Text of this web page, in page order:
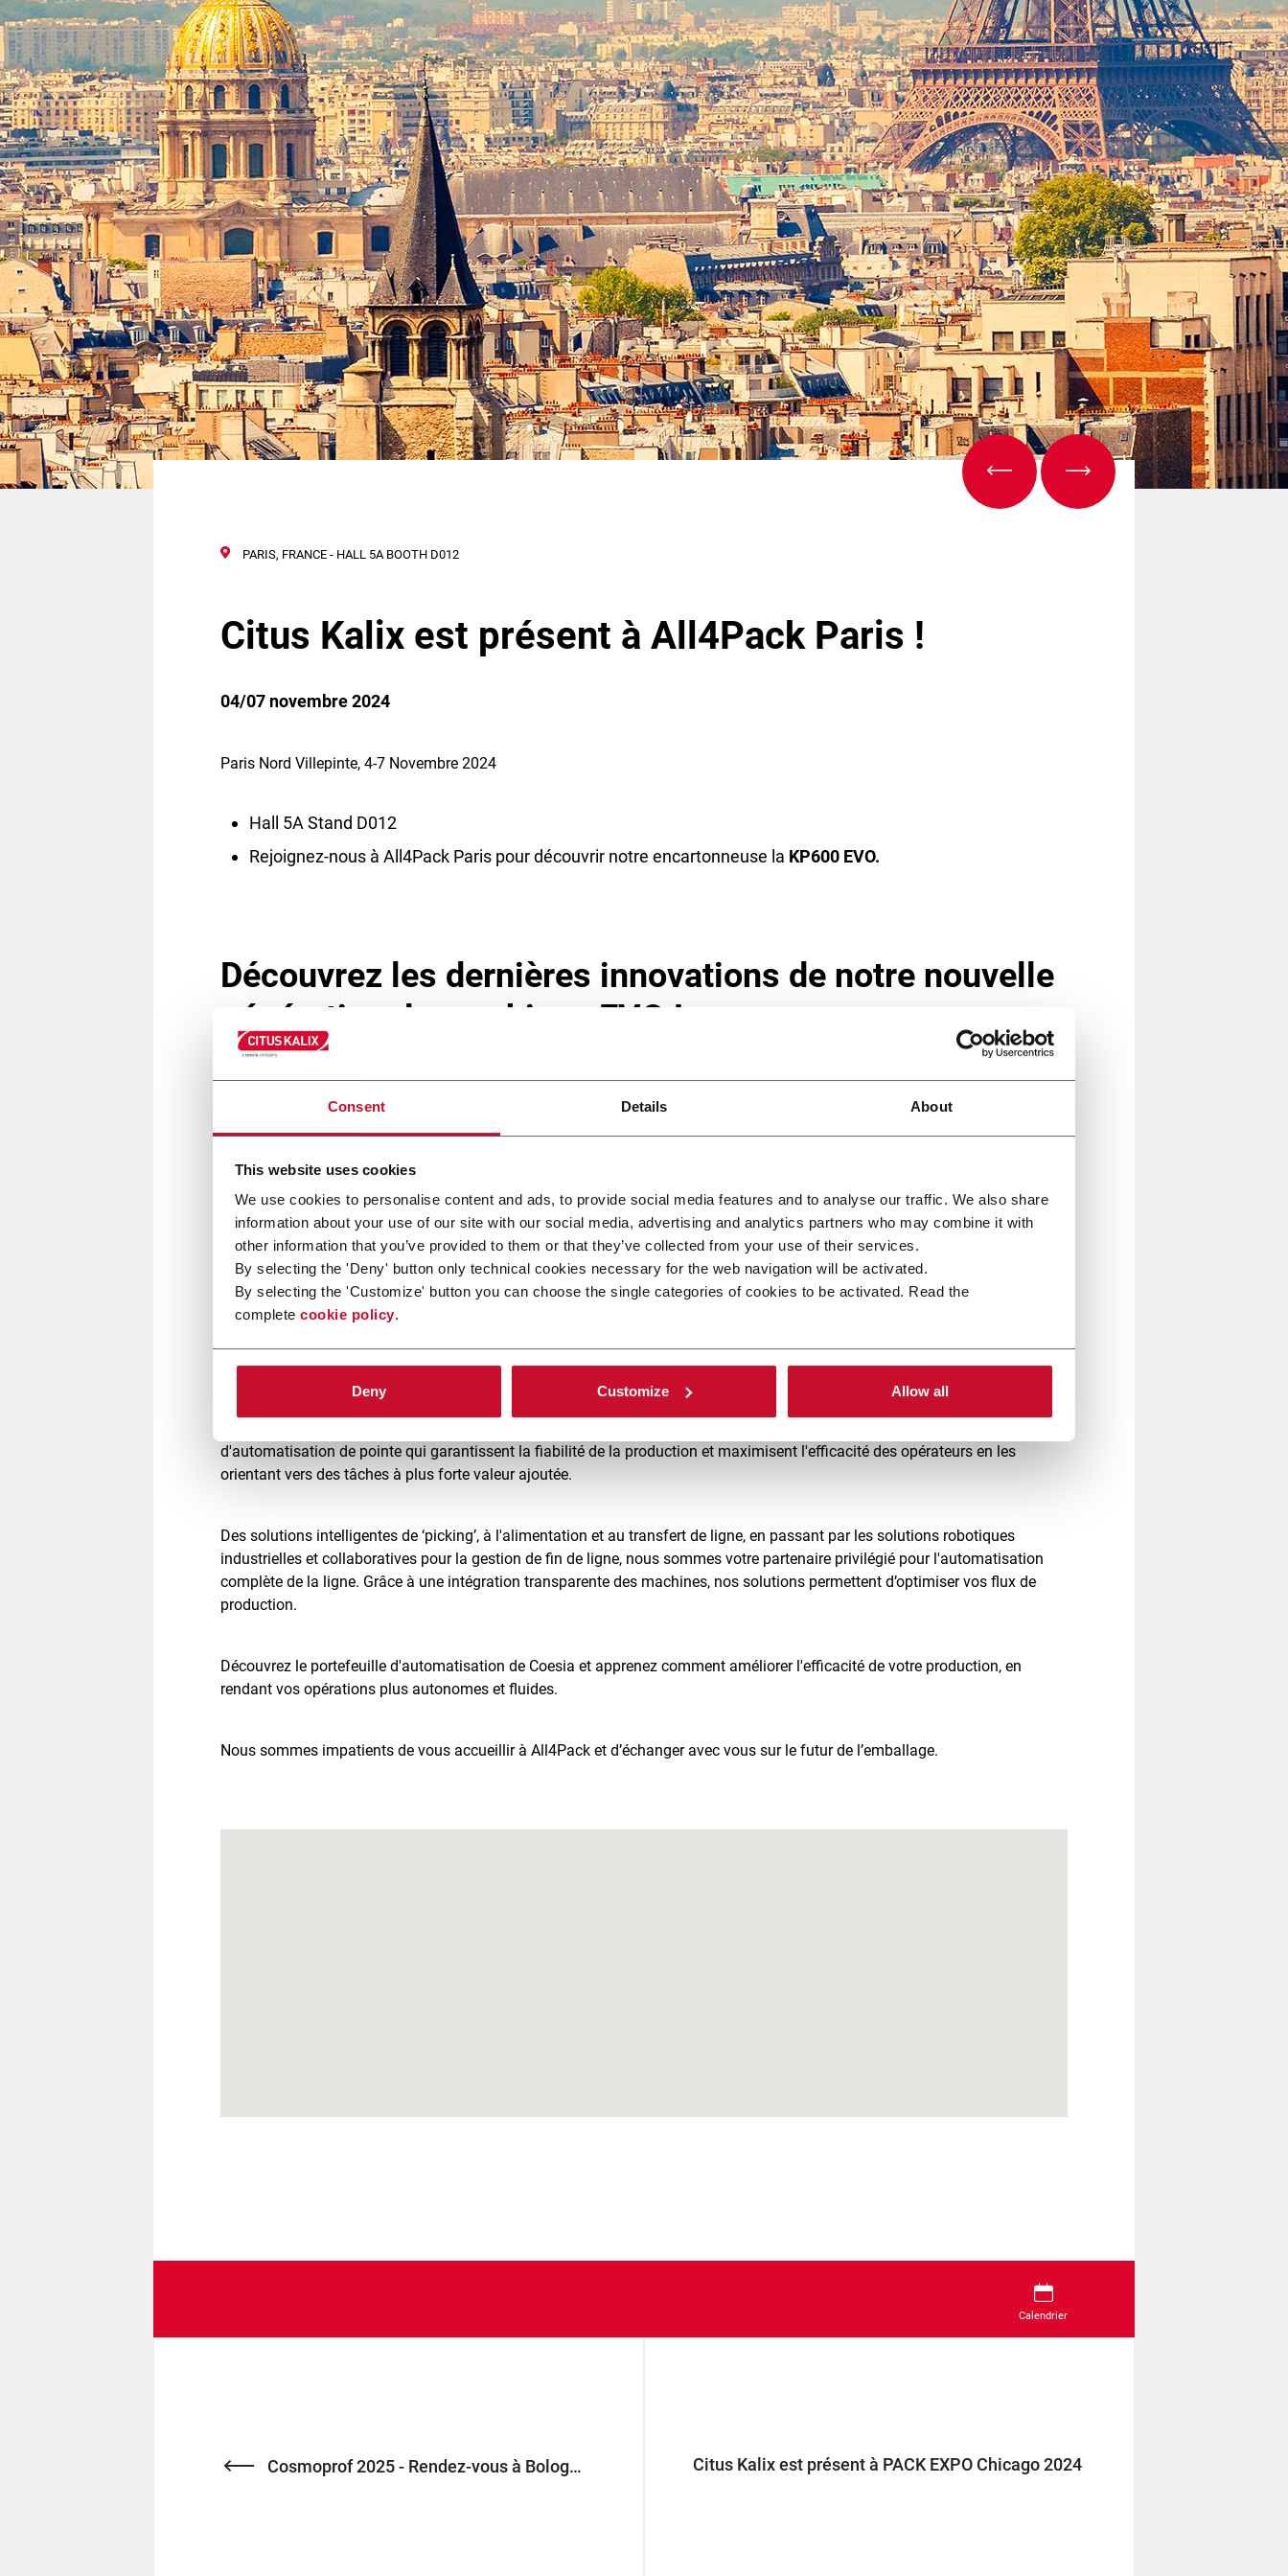
Consent Details About
This website uses cookies
We use cookies to personalise content and ads, to provide social media features and to analyse our traffic. We also share
information about your use of our site with our social media, advertising and analytics partners who may combine it with
other information that you’ve provided to them or that they’ve collected from your use of their services.
By selecting the 'Deny' button only technical cookies necessary for the web navigation will be activated.
By selecting the 'Customize' button you can choose the single categories of cookies to be activated. Read the
complete cookie policy.
Deny Customize Allow all
Nouvelles machines Rouge à lèvres Digital
PARIS, FRANCE - HALL 5A BOOTH D012
Citus Kalix est présent à All4Pack Paris !
04/07 novembre 2024
Paris Nord Villepinte, 4-7 Novembre 2024
Hall 5A Stand D012
Rejoignez-nous à All4Pack Paris pour découvrir notre encartonneuse la KP600 EVO.
Découvrez les dernières innovations de notre nouvelle
génération de machines EVO !
étuis/minute
Grâce à notre génération EVO, la vie n'a jamais été aussi simple pour les opérateurs. Créées pour une flexibilité et une efficacité
optimales, les machines EVO permettent des changements et des démontages rapides sans outils, des réglages
automatiques contrôlés directement par la nouvelle IHM et l'interface intelligente ainsi que des données de réglage de format
enregistrées dans la recette.
Citus Kalix, société du groupe Coesia
d'automatisation de pointe qui garantissent la fiabilité de la production et maximisent l'efficacité des opérateurs en les
orientant vers des tâches à plus forte valeur ajoutée.
Des solutions intelligentes de ‘picking’, à l'alimentation et au transfert de ligne, en passant par les solutions robotiques
industrielles et collaboratives pour la gestion de fin de ligne, nous sommes votre partenaire privilégié pour l'automatisation
complète de la ligne. Grâce à une intégration transparente des machines, nos solutions permettent d’optimiser vos flux de
production.
Découvrez le portefeuille d'automatisation de Coesia et apprenez comment améliorer l'efficacité de votre production, en
rendant vos opérations plus autonomes et fluides.
Nous sommes impatients de vous accueillir à All4Pack et d’échanger avec vous sur le futur de l’emballage.
Calendrier
Cosmoprof 2025 - Rendez-vous à Bologne! Citus Kalix est présent à PACK EXPO Chicago 2024